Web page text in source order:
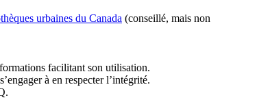
urbaines du Canada (conseillé, mais non
facilitant son utilisation.
à en respecter l’intégrité.